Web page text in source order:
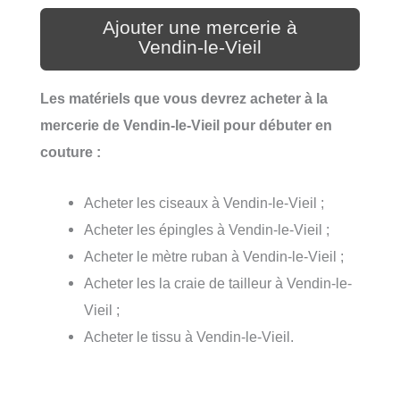
Ajouter une mercerie à
Vendin-le-Vieil
Les matériels que vous devrez acheter à la
mercerie de Vendin-le-Vieil pour débuter en
couture :
Acheter les ciseaux à Vendin-le-Vieil ;
Acheter les épingles à Vendin-le-Vieil ;
Acheter le mètre ruban à Vendin-le-Vieil ;
Acheter les la craie de tailleur à Vendin-le-
Vieil ;
Acheter le tissu à Vendin-le-Vieil.